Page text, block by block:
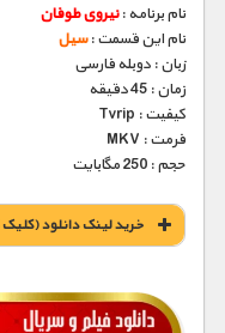
نام برنامه :نیروی طوفان
نام این قسمت :سیل
زبان : دوبله فارسی
زمان : 45 دقیقه
کیفیت : Tvrip
فرمت : MKV
حجم : 250 مگابایت
خريد لينک دانلود
1900 تومان – خريد لينک دانلود (افزودن به سبد خريد)